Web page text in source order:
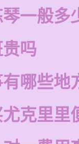
一般多
吗
哪些地
克里里